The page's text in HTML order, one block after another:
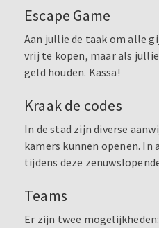
Escape Game
Aan jullie de taak om alle
vrij te kopen, maar als
geld houden. Kassa!
Kraak de codes
In de stad zijn diverse
kamers kunnen openen. In
tijdens deze
Teams
Er zijn twee mogelijkheden: